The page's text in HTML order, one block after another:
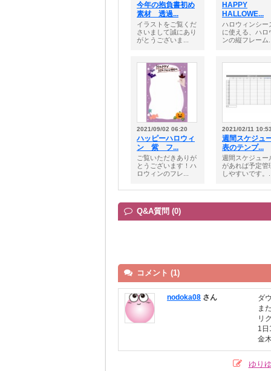
今年の抱負書初め
素材 透過...
イラストをご覧くだ
さいまして誠にあり
がとうございま...
HAPPY
HALLOWE...
ハロウィンシー
に使える、ハロ
ンの縦フレーム
2021/09/02 06:20
ハッピーハロウィ
ン 紫 フ...
ご覧いただきありが
とうございます！ハ
ロウィンのフレ...
2021/02/11
週間スケジュ
表のテンプ...
週間スケジュー
があれば予定管
しやすいです。
Q&A質問 (0)
コメント (1)
nodoka08 さん
ダ
ま
リ
1日
金
ゆり